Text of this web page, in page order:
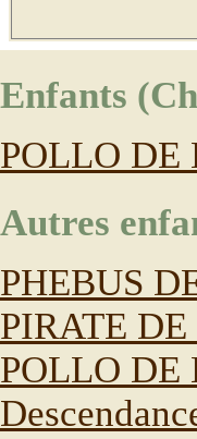
Enfants
POLLO DE
Autres
PHEBUS
PIRATE
POLLO DE